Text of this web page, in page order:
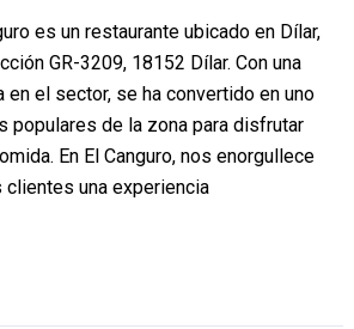
es un restaurante ubicado en Dílar,
GR-3209, 18152 Dílar. Con una
en el sector, se ha convertido en uno
populares de la zona para disfrutar
En El Canguro, nos enorgullece
una experiencia